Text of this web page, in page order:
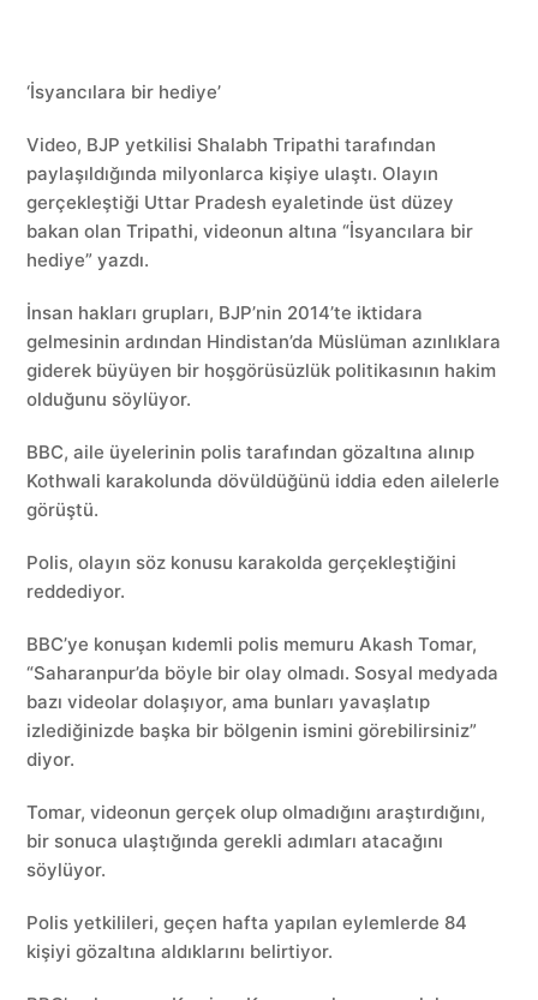
‘İsyancılara bir hediye’
Video, BJP yetkilisi Shalabh Tripathi tarafından
paylaşıldığında milyonlarca kişiye ulaştı. Olayın
gerçekleştiği Uttar Pradesh eyaletinde üst düzey
bakan olan Tripathi, videonun altına “İsyancılara bir
hediye” yazdı.
İnsan hakları grupları, BJP’nin 2014’te iktidara
gelmesinin ardından Hindistan’da Müslüman azınlıklara
giderek büyüyen bir hoşgörüsüzlük politikasının hakim
olduğunu söylüyor.
BBC, aile üyelerinin polis tarafından gözaltına alınıp
Kothwali karakolunda dövüldüğünü iddia eden ailelerle
görüştü.
Polis, olayın söz konusu karakolda gerçekleştiğini
reddediyor.
BBC’ye konuşan kıdemli polis memuru Akash Tomar,
“Saharanpur’da böyle bir olay olmadı. Sosyal medyada
bazı videolar dolaşıyor, ama bunları yavaşlatıp
izlediğinizde başka bir bölgenin ismini görebilirsiniz”
diyor.
Tomar, videonun gerçek olup olmadığını araştırdığını,
bir sonuca ulaştığında gerekli adımları atacağını
söylüyor.
Polis yetkilileri, geçen hafta yapılan eylemlerde 84
kişiyi gözaltına aldıklarını belirtiyor.